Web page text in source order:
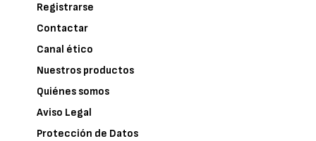
Registrarse
Contactar
Canal ético
Nuestros productos
Quiénes somos
Aviso Legal
Protección de Datos